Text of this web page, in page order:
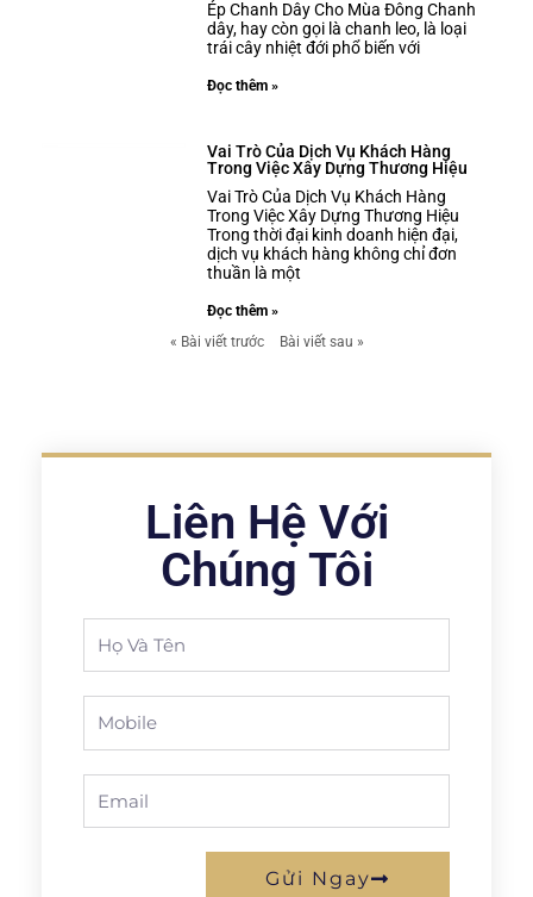
Ép Chanh Dây Cho Mùa Đông Chanh
dây, hay còn gọi là chanh leo, là loại
trái cây nhiệt đới phổ biến với
Đọc thêm »
Vai Trò Của Dịch Vụ Khách Hàng
Trong Việc Xây Dựng Thương Hiệu
Vai Trò Của Dịch Vụ Khách Hàng
Trong Việc Xây Dựng Thương Hiệu
Trong thời đại kinh doanh hiện đại,
dịch vụ khách hàng không chỉ đơn
thuần là một
Đọc thêm »
« Bài viết trước
Bài viết sau »
Liên Hệ Với
Chúng Tôi
Name
Gửi Ngay